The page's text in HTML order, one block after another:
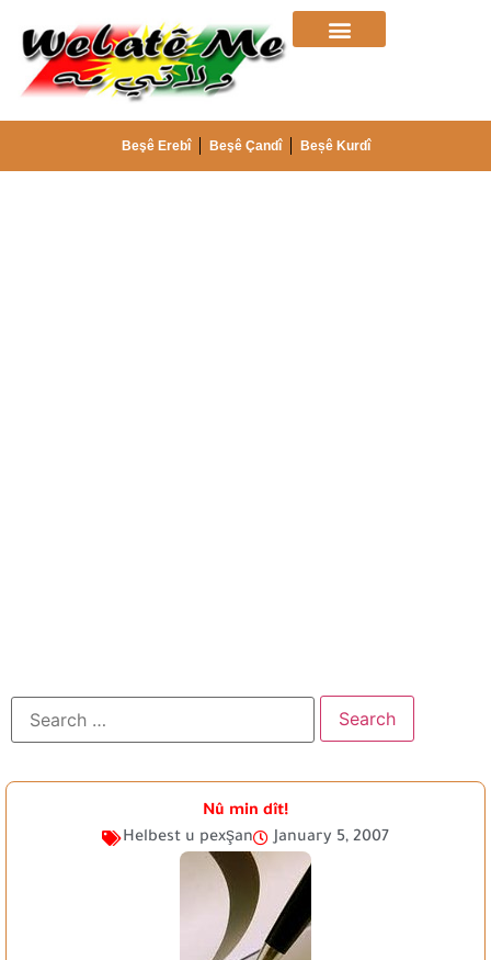
Beşê Erebî Beşê Çandî Beșê Kurdî
Nû min dît!
Helbest u pexşan
January 5, 2007